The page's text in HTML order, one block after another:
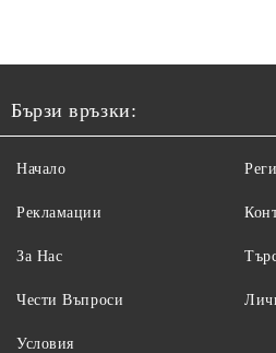
Бързи връзки:
Начало
Рекламации
За Нас
Чести Въпроси
Условия